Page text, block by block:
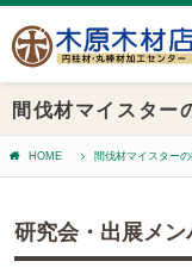
間伐材マイスター
HOME 間伐材マイスター
研究会・出展メ